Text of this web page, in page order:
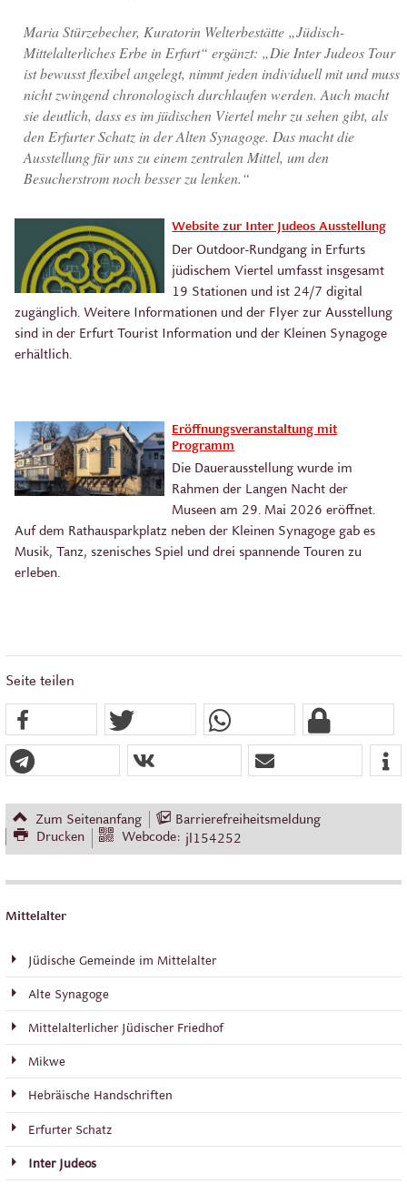
Maria Stürzebecher, Kuratorin Welterbestätte „Jüdisch-
Mittelalterliches Erbe in Erfurt“ ergänzt: „Die Inter Judeos Tour
ist bewusst flexibel angelegt, nimmt jeden individuell mit und muss
nicht zwingend chronologisch durchlaufen werden. Auch macht
sie deutlich, dass es im jüdischen Viertel mehr zu sehen gibt, als
den Erfurter Schatz in der Alten Synagoge. Das macht die
Ausstellung für uns zu einem zentralen Mittel, um den
Besucherstrom noch besser zu lenken.“
Website zur Inter Judeos Ausstellung
Der Outdoor-Rundgang in Erfurts
jüdischem Viertel umfasst insgesamt
19 Stationen und ist 24/7 digital
zugänglich. Weitere Informationen und der Flyer zur Ausstellung
sind in der Erfurt Tourist Information und der Kleinen Synagoge
erhältlich.
Eröffnungsveranstaltung mit
Programm
Die Dauerausstellung wurde im
Rahmen der Langen Nacht der
Museen am 29. Mai 2026 eröffnet.
Auf dem Rathausparkplatz neben der Kleinen Synagoge gab es
Musik, Tanz, szenisches Spiel und drei spannende Touren zu
erleben.
Seite teilen
Zum Seitenanfang
Barrierefreiheitsmeldung
Drucken
Webcode: jl154252
Mittelalter
Jüdische Gemeinde im Mittelalter
Alte Synagoge
Mittelalterlicher Jüdischer Friedhof
Mikwe
Hebräische Handschriften
Erfurter Schatz
Inter Judeos